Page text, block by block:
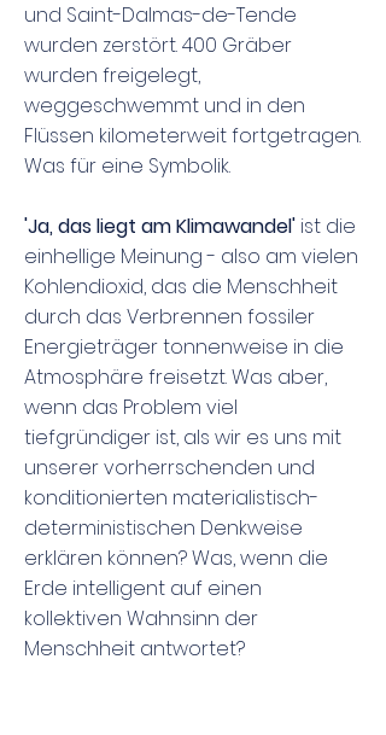
und Saint-Dalmas-de-Tende
wurden zerstört. 400 Gräber
wurden freigelegt,
weggeschwemmt und in den
Flüssen kilometerweit fortgetragen.
Was für eine Symbolik.
'Ja, das liegt am Klimawandel' ist die
einhellige Meinung - also am vielen
Kohlendioxid, das die Menschheit
durch das Verbrennen fossiler
Energieträger tonnenweise in die
Atmosphäre freisetzt. Was aber,
wenn das Problem viel
tiefgründiger ist, als wir es uns mit
unserer vorherrschenden und
konditionierten materialistisch-
deterministischen Denkweise
erklären können? Was, wenn die
Erde intelligent auf einen
kollektiven Wahnsinn der
Menschheit antwortet?